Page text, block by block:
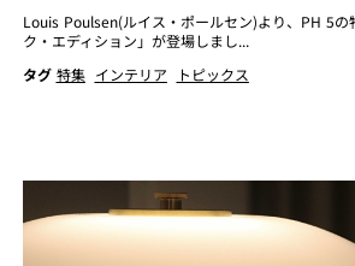
Louis Poulsen(ルイス・ポールセン)より、PH 5の
ク・エディション」が登場しまし...
タグ 特集 インテリア
トピックス